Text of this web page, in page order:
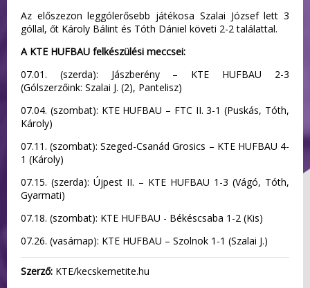
Az előszezon leggólerősebb játékosa Szalai József lett 3
góllal, őt Károly Bálint és Tóth Dániel követi 2-2 találattal.
A KTE HUFBAU felkészülési meccsei:
07.01. (szerda): Jászberény – KTE HUFBAU 2-3
(Gólszerzőink: Szalai J. (2), Pantelisz)
07.04. (szombat): KTE HUFBAU – FTC II. 3-1 (Puskás, Tóth,
Károly)
07.11. (szombat): Szeged-Csanád Grosics – KTE HUFBAU 4-
1 (Károly)
07.15. (szerda): Újpest II. – KTE HUFBAU 1-3 (Vágó, Tóth,
Gyarmati)
07.18. (szombat): KTE HUFBAU - Békéscsaba 1-2 (Kis)
07.26. (vasárnap): KTE HUFBAU – Szolnok 1-1 (Szalai J.)
Szerző: KTE/kecskemetite.hu